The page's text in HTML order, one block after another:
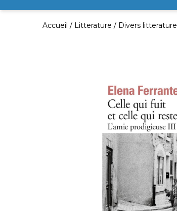
Accueil Litterature Divers litterature